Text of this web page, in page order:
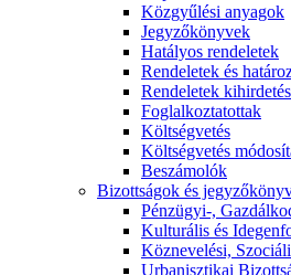
Közgyűlési anyagok
Jegyzőkönyvek
Hatályos rendeletek
Rendeletek és
Rendeletek
Foglalkoztatottak
Költségvetés
Költségvetés
Beszámolók
Bizottságok és
Pénzügyi-,
Kulturális és
Köznevelési,
Urbanisztikai